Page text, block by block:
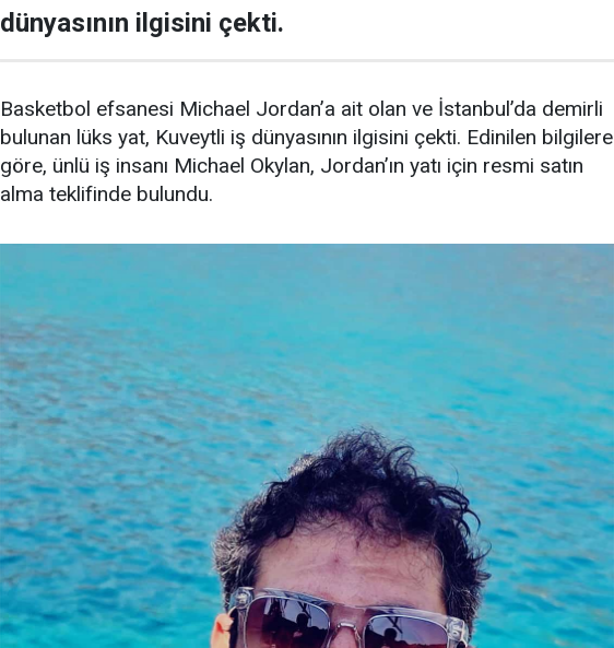
dünyasının ilgisini çekti.
Basketbol efsanesi Michael Jordan’a ait olan ve İstanbul’da demirli
bulunan lüks yat, Kuveytli iş dünyasının ilgisini çekti. Edinilen bilgilere
göre, ünlü iş insanı Michael Okylan, Jordan’ın yatı için resmi satın
alma teklifinde bulundu.